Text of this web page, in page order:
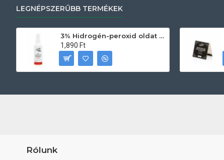
LEGNÉPSZERŰBB TERMÉKEK
3% Hidrogén-peroxid oldat (sebfertőtlenítő) 100ml
1,890 Ft
Rólunk